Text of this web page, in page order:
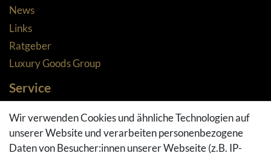
News
Links
Ratgeber
Luxury Goods Group
Service
Zahlungsarten
Versandarten & -kosten
Widerrufsrecht
Wir verwenden Cookies und ähnliche Technologien auf
unserer Website und verarbeiten personenbezogene
Daten von Besucher:innen unserer Webseite (z.B. IP-